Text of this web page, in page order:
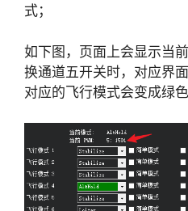
式；
如下图，页面上会显示当
换通道五开关时，对应界
对应的飞行模式会变成绿色